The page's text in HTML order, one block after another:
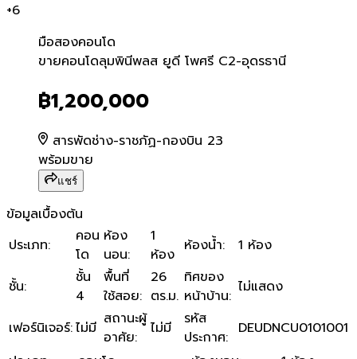
+6
มือสองคอนโด
ขายคอนโดลุมพินีพลส ยูดี โ
ขายคอนโดลุมพินีพลส ยูดี โพศรี C2-อุดรธานี
฿1,200,000
สารพัดช่าง-ราชภัฏ-กองบิน 23
พร้อมขาย
แชร์
ข้อมูลเบื้องต้น
ประเภท:
คอน
โด
ห้อง
นอน:
1
ห้อง ห้องน้ำ: 1 ห้อง
ชั้น:
ชั้น
4
พื้นที่
ใช้สอย:
26
ตร.ม.
ทิศของ
หน้าบ้าน: ไม่แสดง
เฟอร์นิเจอร์:ไม่มี สถานะผู้
อาศัย: ไม่มี
รหัส
ประกาศ: DEUDNCU0101001